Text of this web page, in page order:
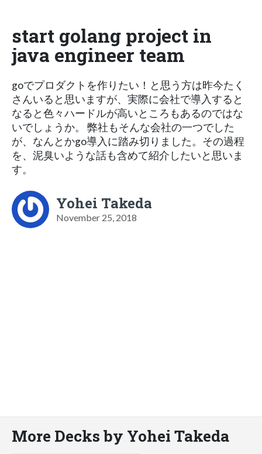
start golang project in
java engineer team
goでプロダクトを作りたい！と思う方は昨今たく
さんいると思いますが、実際に会社で導入すると
なると色々ハードルが高いところもあるのではな
いでしょうか。 弊社もそんな会社の一つでした
が、なんとかgo導入に踏み切りました。その過程
を、泥臭いような話も含めて紹介したいと思いま
す。
Yohei Takeda
November 25, 2018
More Decks by Yohei Takeda